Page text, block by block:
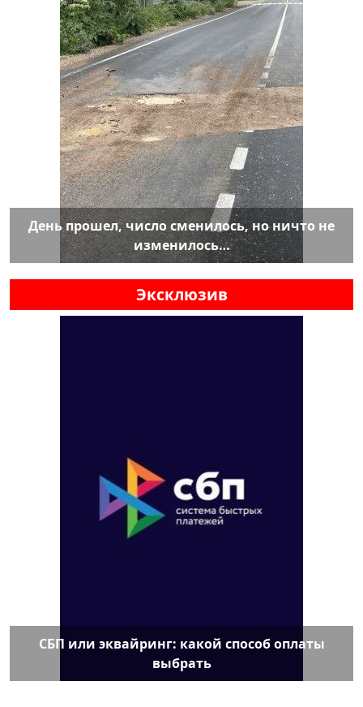
День прошел, число сменилось, но ничто не
изменилось…
Эксклюзив
СБП или эквайринг: какой способ оплаты
выбрать